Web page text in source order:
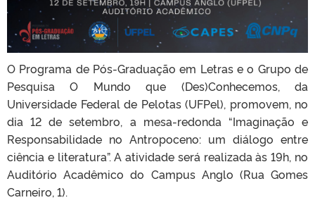
O Programa de Pós-Graduação em Letras e o Grupo de
Pesquisa O Mundo que (Des)Conhecemos, da
Universidade Federal de Pelotas (UFPel), promovem, no
dia 12 de setembro, a mesa-redonda “Imaginação e
Responsabilidade no Antropoceno: um diálogo entre
ciência e literatura”. A atividade será realizada às 19h, no
Auditório Acadêmico do Campus Anglo (Rua Gomes
Carneiro, 1).